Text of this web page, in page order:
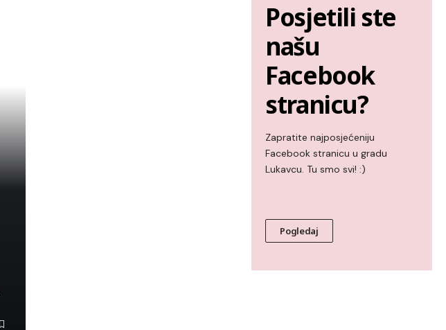
Posjetili ste
našu
Facebook
stranicu?
Zapratite najposjećeniju
Facebook stranicu u gradu
Lukavcu. Tu smo svi! :)
Pogledaj